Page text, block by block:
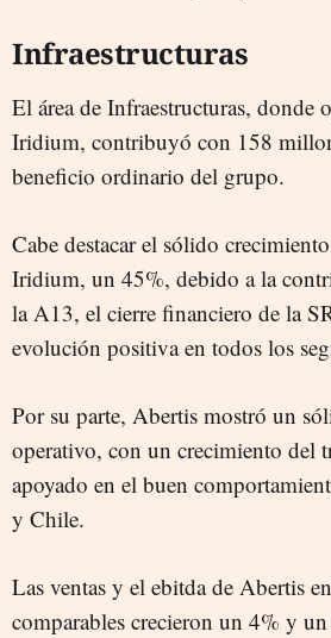
Infraestructuras
El área de Infraestructuras, donde
Iridium, contribuyó con 158
beneficio ordinario del grupo.
Cabe destacar el sólido
Iridium, un 45%, debido a la
la A13, el cierre financiero de la
evolución positiva en todos los
Por su parte, Abertis mostró un
operativo, con un crecimiento del
apoyado en el buen
y Chile.
Las ventas y el ebitda de Abertis
comparables crecieron un 4% y